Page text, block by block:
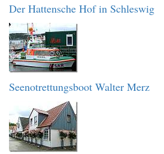
Der Hattensche Hof in Schleswig
Seenotrettungsboot Walter Merz